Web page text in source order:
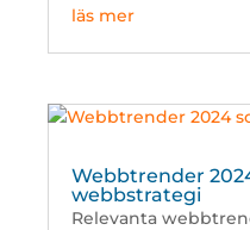
läs mer
Webbtrender
webbstrategi
Relevanta